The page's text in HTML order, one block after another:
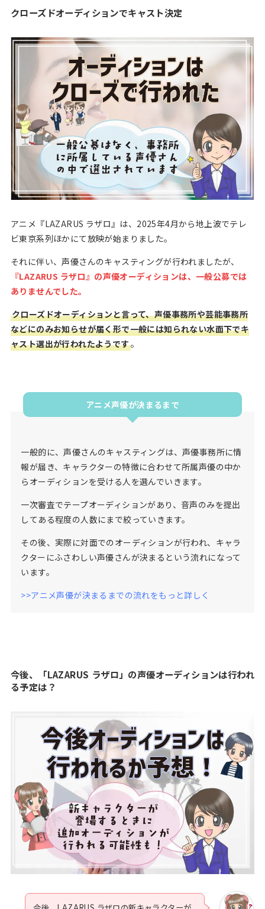
クローズドオーディションでキャスト決定
アニメ『LAZARUS ラザロ』は、2025年4月から地上波でテレ
ビ東京系列ほかにて放映が始まりました。
それに伴い、声優さんのキャスティングが行われましたが、
『LAZARUS ラザロ』の声優オーディションは、一般公募では
ありませんでした。
クローズドオーディションと言って、声優事務所や芸能事務所
などにのみお知らせが届く形で一般には知られない水面下でキ
ャスト選出が行われたようです。
アニメ声優が決まるまで
一般的に、声優さんのキャスティングは、声優事務所に情
報が届き、キャラクターの特徴に合わせて所属声優の中か
らオーディションを受ける人を選んでいきます。
一次審査でテープオーディションがあり、音声のみを提出
してある程度の人数にまで絞っていきます。
その後、実際に対面でのオーディションが行われ、キャラ
クターにふさわしい声優さんが決まるという流れになって
います。
>>アニメ声優が決まるまでの流れをもっと詳しく
今後、「LAZARUS ラザロ」の声優オーディションは行われ
る予定は？